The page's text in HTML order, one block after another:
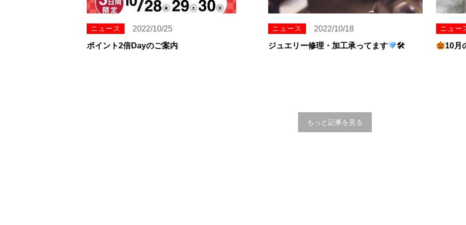
ニュース
2022/10/25
ポイント2倍Dayのご案内
ニュース
2022/10/18
ジュエリー修理・加工承ってます
🛠
ニュー
10月
もっと記事を見る